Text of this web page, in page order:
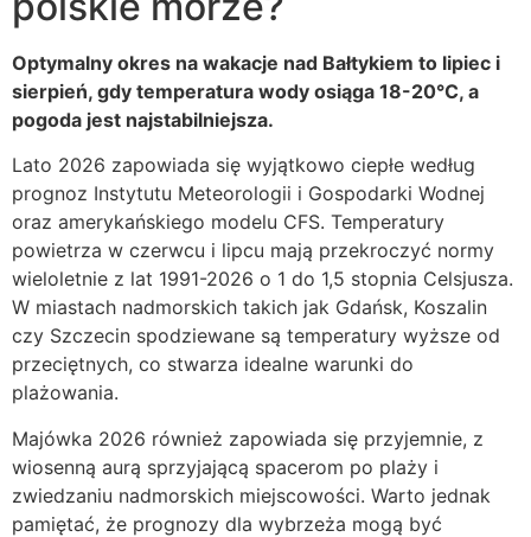
Optymalny okres na wakacje nad Bałtykiem to lipiec i
sierpień, gdy temperatura wody osiąga 18-20°C, a
pogoda jest najstabilniejsza.
Lato 2026 zapowiada się wyjątkowo ciepłe według
prognoz Instytutu Meteorologii i Gospodarki Wodnej
oraz amerykańskiego modelu CFS. Temperatury
powietrza w czerwcu i lipcu mają przekroczyć normy
wieloletnie z lat 1991-2026 o 1 do 1,5 stopnia Celsjusza.
W miastach nadmorskich takich jak Gdańsk, Koszalin
czy Szczecin spodziewane są temperatury wyższe od
przeciętnych, co stwarza idealne warunki do
plażowania.
Majówka 2026 również zapowiada się przyjemnie, z
wiosenną aurą sprzyjającą spacerom po plaży i
zwiedzaniu nadmorskich miejscowości. Warto jednak
pamiętać, że prognozy dla wybrzeża mogą być